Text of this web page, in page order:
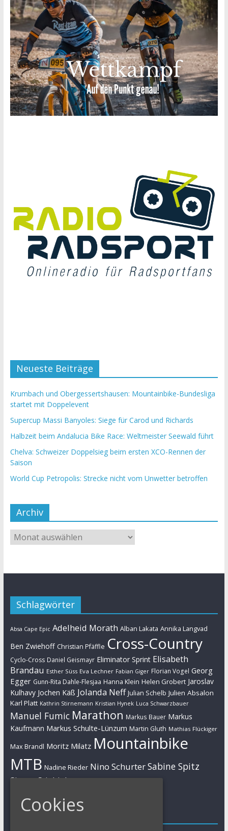
Neueste Beiträge
Krumbach und Obergessertshausen: Mountainbike-Bundesliga
startet mit Doppelevent
Supercup Massi Banyoles: Siege für Carod und Richards
Halbzeit beim Andalucia Bike Race: Weltmeister Seewald führt
Chelva: Schweizer Doppelsieg beim ersten XCO-Rennen der
Saison
World Cup Petropolis: Strecke nicht vom Unwetter betroffen
Archiv
Schlagwörter
Absa Cape Epic Adelheid Morath Alban Lakata Annika Langvad
Ben Zwiehoff Christian Pfäffle Cross-Country
Cyclo-Cross Daniel Geismayr Eliminator Sprint Elisabeth
Brandau Esther Süss Eva Lechner Fabian Giger Florian Vogel Georg
Egger Gunn-Rita Dahle-Flesjaa Hanna Klein Helen Grobert Jaroslav
Kulhavy Jochen Käß Jolanda Neff Julian Schelb Julien Absalon
Karl Platt Kathrin Stirnemann Kristian Hynek Luca Schwarzbauer
Manuel Fumic Marathon Markus Bauer Markus
Kaufmann Markus Schulte-Lünzum Martin Gluth Mathias Flückiger
Max Brandl Moritz Milatz Mountainbike
MTB Nadine Rieder Nino SchurterSabine Spitz
Simon Stiebjahn Urs Huber
Impressum
Cookies